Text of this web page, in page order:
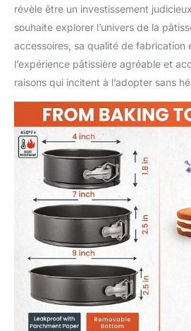
Libérez
et
dessert.
garanti)
voyage
gâteaux
guide
recettes
conseils
envoyé
votre
révèle être un investissement
souhaite explorer l’univers de la
accessoires, sa qualité de fabrication
l’expérience pâtissière agréable et
raisons qui incitent à l’adopter sans